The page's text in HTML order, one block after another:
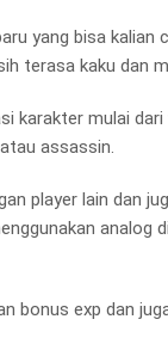
yang bisa kalian
terasa kaku dan
karakter mulai
assassin.
player lain dan
analog
bonus exp dan